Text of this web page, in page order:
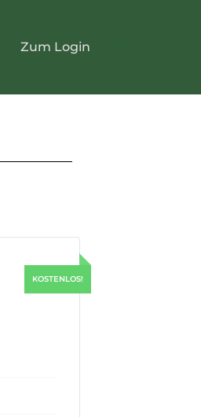
Zum Login